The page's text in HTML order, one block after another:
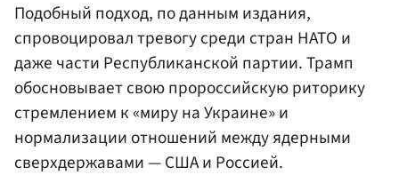
Подобный подход, по данным издания,
спровоцировал тревогу среди стран НАТО и
даже части Республиканской партии. Трамп
обосновывает свою пророссийскую риторику
стремлением к «миру на Украине» и
нормализации отношений между ядерными
сверхдержавами — США и Россией.